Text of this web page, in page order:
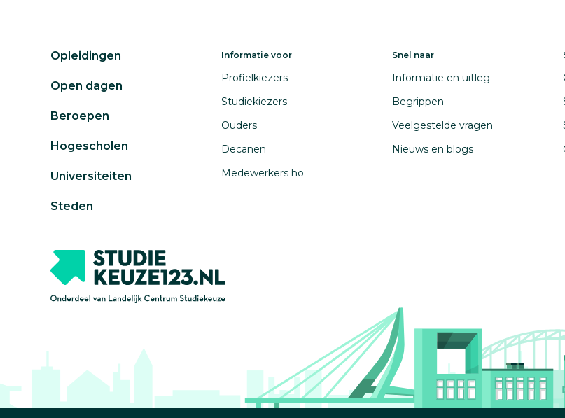
Opleidingen
Open dagen
Beroepen
Hogescholen
Universiteiten
Steden
Informatie voor
Profielkiezers
Studiekiezers
Ouders
Decanen
Medewerkers ho
Snel naar
Informatie en uitleg
Begrippen
Veelgestelde vragen
Nieuws en blogs